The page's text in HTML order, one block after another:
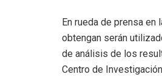
En rueda de prensa
obtengan serán
de análisis de los
Centro de